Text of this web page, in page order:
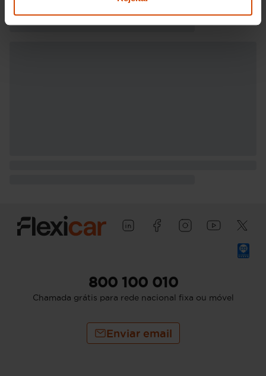
800 100 010
Chamada grátis para rede nacional fixa ou móvel
Enviar email